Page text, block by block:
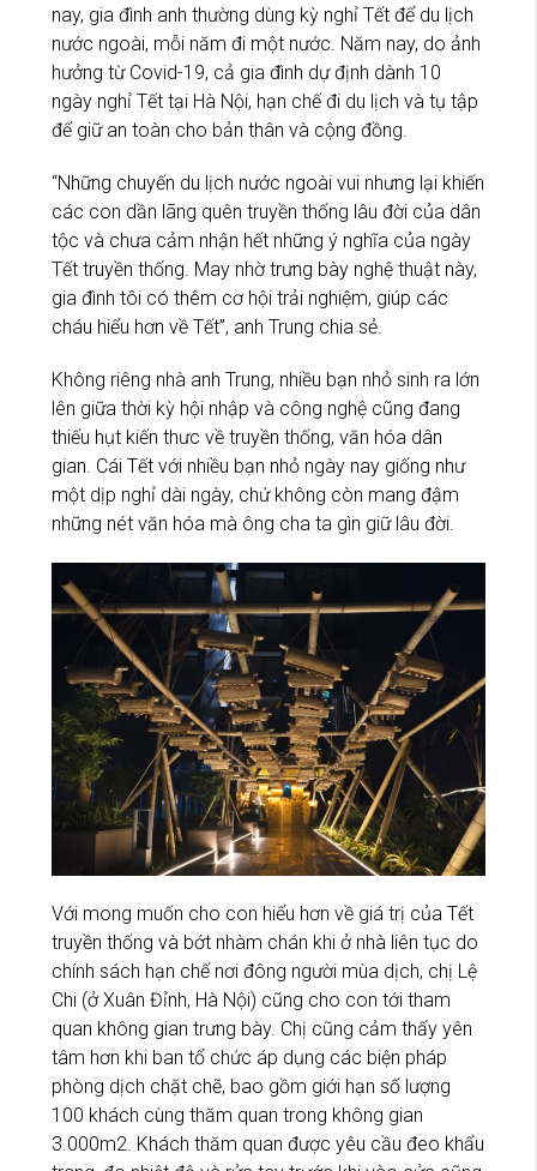
nay, gia đình anh thường dùng kỳ nghỉ Tết để du lịch
nước ngoài, mỗi năm đi một nước. Năm nay, do ảnh
hưởng từ Covid-19, cả gia đình dự định dành 10
ngày nghỉ Tết tại Hà Nội, hạn chế đi du lịch và tụ tập
để giữ an toàn cho bản thân và cộng đồng.
“Những chuyến du lịch nước ngoài vui nhưng lại khiến
các con dần lãng quên truyền thống lâu đời của dân
tộc và chưa cảm nhận hết những ý nghĩa của ngày
Tết truyền thống. May nhờ trưng bày nghệ thuật này,
gia đình tôi có thêm cơ hội trải nghiệm, giúp các
cháu hiểu hơn về Tết”, anh Trung chia sẻ.
Không riêng nhà anh Trung, nhiều bạn nhỏ sinh ra lớn
lên giữa thời kỳ hội nhập và công nghệ cũng đang
thiếu hụt kiến thưc về truyền thống, văn hóa dân
gian. Cái Tết với nhiều bạn nhỏ ngày nay giống như
một dịp nghỉ dài ngày, chứ không còn mang đậm
những nét văn hóa mà ông cha ta gìn giữ lâu đời.
Với mong muốn cho con hiểu hơn về giá trị của Tết
truyền thống và bớt nhàm chán khi ở nhà liên tục do
chính sách hạn chế nơi đông người mùa dịch, chị Lệ
Chi (ở Xuân Đỉnh, Hà Nội) cũng cho con tới tham
quan không gian trưng bày. Chị cũng cảm thấy yên
tâm hơn khi ban tổ chức áp dụng các biện pháp
phòng dịch chặt chẽ, bao gồm giới hạn số lượng
100 khách cùng thăm quan trong không gian
3.000m2. Khách thăm quan được yêu cầu đeo khẩu